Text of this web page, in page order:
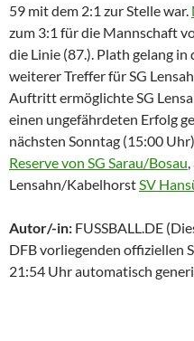
59 mit dem 2:1 zur Stelle war.
zum 3:1 für die Mannschaft
die Linie (87.). Plath gelang
weiterer Treffer für SG
Auftritt ermöglichte SG
einen ungefährdeten Erfolg
nächsten Sonntag (15:00
Reserve von SG Sarau/Bosau
Lensahn/Kabelhorst SV
Autor/-in: FUSSBALL.DE
DFB vorliegenden offiziellen
21:54 Uhr automatisch